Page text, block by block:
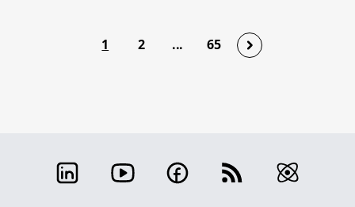
1 2 ... 65